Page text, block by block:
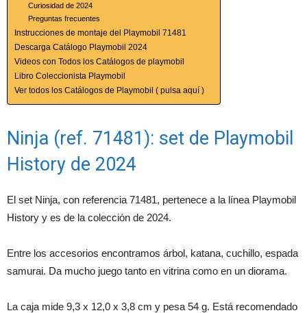
Curiosidad de 2024
Preguntas frecuentes
Instrucciones de montaje del Playmobil 71481
Descarga Catálogo Playmobil 2024
Videos con Todos los Catálogos de playmobil
Libro Coleccionista Playmobil
Ver todos los Catálogos de Playmobil ( pulsa aquí )
Ninja (ref. 71481): set de Playmobil
History de 2024
El set Ninja, con referencia 71481, pertenece a la línea Playmobil
History y es de la colección de 2024.
Entre los accesorios encontramos árbol, katana, cuchillo, espada
samurai. Da mucho juego tanto en vitrina como en un diorama.
La caja mide 9,3 x 12,0 x 3,8 cm y pesa 54 g. Está recomendado